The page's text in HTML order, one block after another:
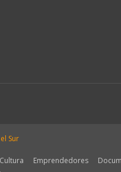
Sur
Cultura Emprendedores